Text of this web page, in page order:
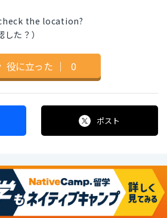
the location?
た？）
役に立った ｜ 0
ポスト